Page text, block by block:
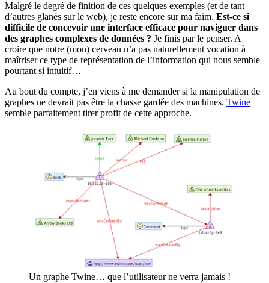
Malgré le degré de finition de ces quelques exemples (et de tant
d’autres glanés sur le web), je reste encore sur ma faim. Est-ce si
difficile de concevoir une interface efficace pour naviguer dans
des graphes complexes de données ? Je finis par le penser. A
croire que notre (mon) cerveau n’a pas naturellement vocation à
maîtriser ce type de représentation de l’information qui nous semble
pourtant si intuitif…
Au bout du compte, j’en viens à me demander si la manipulation de
graphes ne devrait pas être la chasse gardée des machines. Twine
semble parfaitement tirer profit de cette approche.
Un graphe Twine… que l’utilisateur ne verra jamais !